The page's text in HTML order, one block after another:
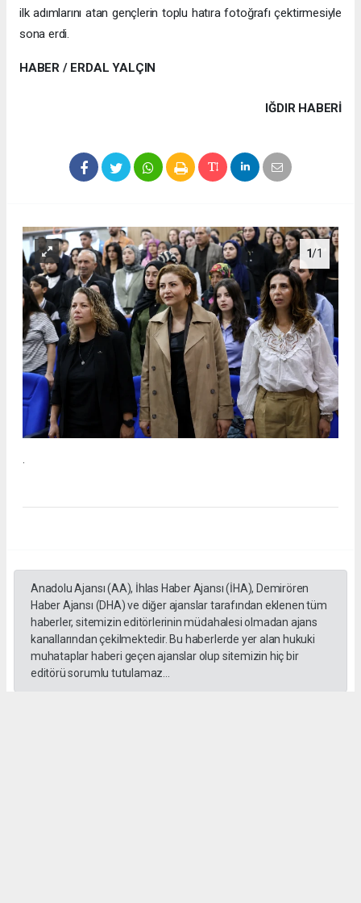
ilk adımlarını atan gençlerin toplu hatıra fotoğrafı çektirmesiyle
sona erdi.
HABER / ERDAL YALÇIN
IĞDIR HABERİ
1/1
Anadolu Ajansı (AA), İhlas Haber Ajansı (İHA), Demirören
Haber Ajansı (DHA) ve diğer ajanslar tarafından eklenen tüm
haberler, sitemizin editörlerinin müdahalesi olmadan ajans
kanallarından çekilmektedir. Bu haberlerde yer alan hukuki
muhataplar haberi geçen ajanslar olup sitemizin hiç bir
editörü sorumlu tutulamaz...